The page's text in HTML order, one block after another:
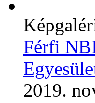
Férfi
2019.